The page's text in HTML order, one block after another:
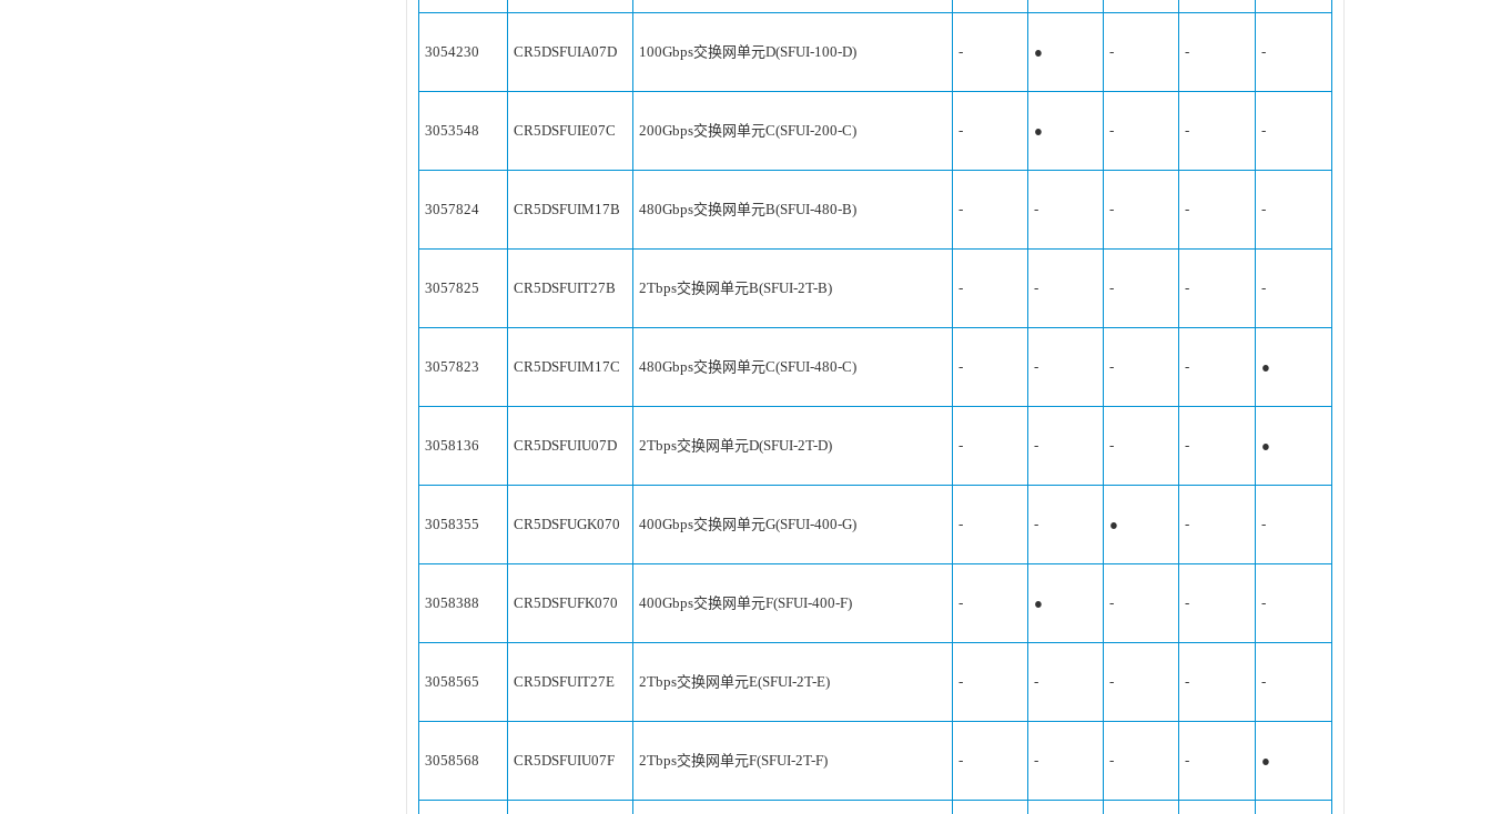
3054230 CR5DSFUIA07D 100Gbps交换网单元D(SFUI-100-D) - ● - - -
3053548 CR5DSFUIE07C 200Gbps交换网单元C(SFUI-200-C) - ● - - -
3057824 CR5DSFUIM17B 480Gbps交换网单元B(SFUI-480-B) - - - - -
3057825 CR5DSFUIT27B 2Tbps交换网单元B(SFUI-2T-B) - - - - -
3057823 CR5DSFUIM17C 480Gbps交换网单元C(SFUI-480-C) - - - - ●
3058136 CR5DSFUIU07D 2Tbps交换网单元D(SFUI-2T-D) - - - - ●
3058355 CR5DSFUGK070 400Gbps交换网单元G(SFUI-400-G) - - ● - -
3058388 CR5DSFUFK070 400Gbps交换网单元F(SFUI-400-F) - ● - - -
3058565 CR5DSFUIT27E 2Tbps交换网单元E(SFUI-2T-E) - - - - -
3058568 CR5DSFUIU07F 2Tbps交换网单元F(SFUI-2T-F) - - - - ●